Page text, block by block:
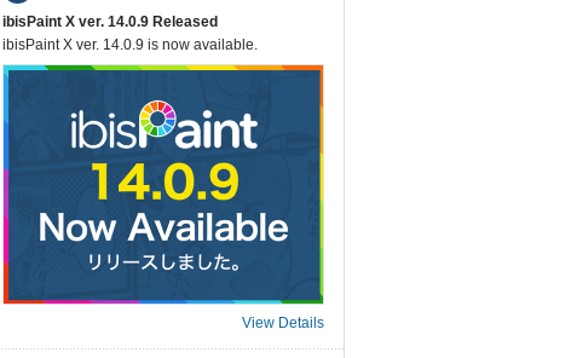
ibisPaint X ver. 14.0.9 Released
ibisPaint X ver. 14.0.9 is now available.
View Details